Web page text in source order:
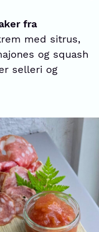
fra
med sitrus,
og squash
selleri og